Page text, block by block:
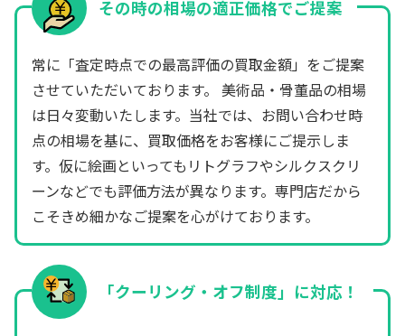
その時の相場の適正価格でご提案
常に「査定時点での最高評価の買取金額」をご提案
させていただいております。 美術品・骨董品の相場
は日々変動いたします。当社では、お問い合わせ時
点の相場を基に、買取価格をお客様にご提示しま
す。仮に絵画といってもリトグラフやシルクスクリ
ーンなどでも評価方法が異なります。専門店だから
こそきめ細かなご提案を心がけております。
「クーリング・オフ制度」に対応！